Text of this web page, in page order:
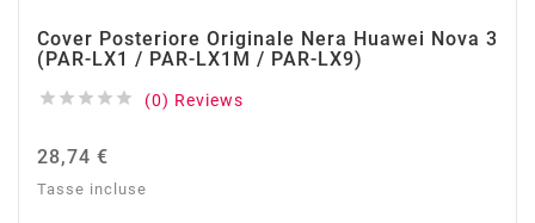
Cover Posteriore Originale Nera Huawei Nova 3
(PAR-LX1 / PAR-LX1M / PAR-LX9)
     (0) Reviews
28,74 €
Tasse incluse